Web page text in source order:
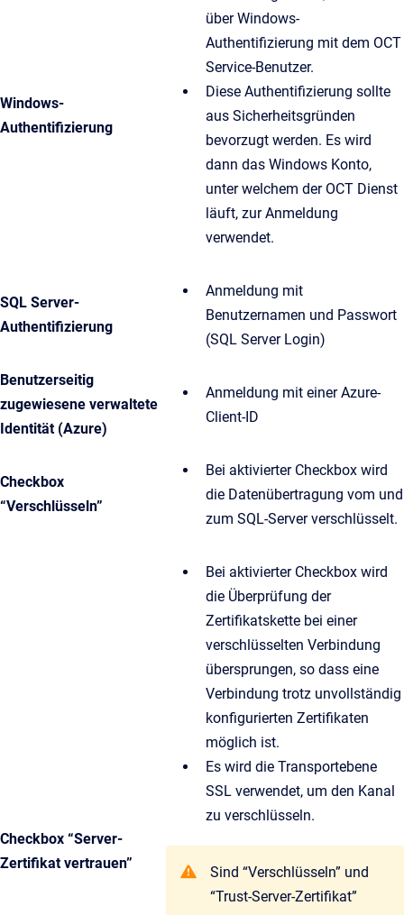
Windows-
Authentifizierung
über Windows-
Authentifizierung mit dem OCT
Service-Benutzer.
Diese Authentifizierung sollte
aus Sicherheitsgründen
bevorzugt werden. Es wird
dann das Windows Konto,
unter welchem der OCT Dienst
läuft, zur Anmeldung
verwendet.
SQL Server-
Authentifizierung
Anmeldung mit
Benutzernamen und Passwort
(SQL Server Login)
Benutzerseitig
zugewiesene verwaltete
Identität (Azure)
Anmeldung mit einer Azure-
Client-ID
Checkbox
“Verschlüsseln”
Bei aktivierter Checkbox wird
die Datenübertragung vom und
zum SQL-Server verschlüsselt.
Checkbox “Server-
Zertifikat vertrauen”
Bei aktivierter Checkbox wird
die Überprüfung der
Zertifikatskette bei einer
verschlüsselten Verbindung
übersprungen, so dass eine
Verbindung trotz unvollständig
konfigurierten Zertifikaten
möglich ist.
Es wird die Transportebene
SSL verwendet, um den Kanal
zu verschlüsseln.
Sind “Verschlüsseln” und
“Trust-Server-Zertifikat”